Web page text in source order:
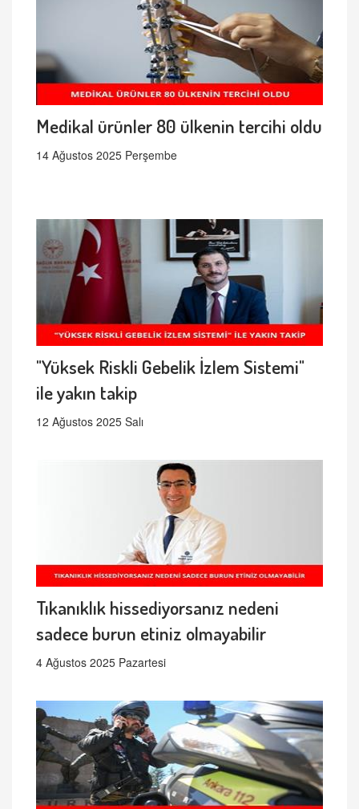
Medikal ürünler 80 ülkenin tercihi oldu
14 Ağustos 2025 Perşembe
"Yüksek Riskli Gebelik İzlem Sistemi"
ile yakın takip
12 Ağustos 2025 Salı
Tıkanıklık hissediyorsanız nedeni
sadece burun etiniz olmayabilir
4 Ağustos 2025 Pazartesi